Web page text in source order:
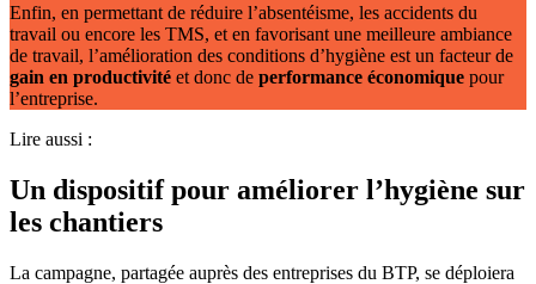
Enfin, en permettant de réduire l’absentéisme, les accidents du
travail ou encore les TMS, et en favorisant une meilleure ambiance
de travail, l’amélioration des conditions d’hygiène est un facteur de
gain en productivité et donc de performance économique pour
l’entreprise.
Lire aussi :
Un dispositif pour améliorer l’hygiène sur
les chantiers
La campagne, partagée auprès des entreprises du BTP, se déploiera